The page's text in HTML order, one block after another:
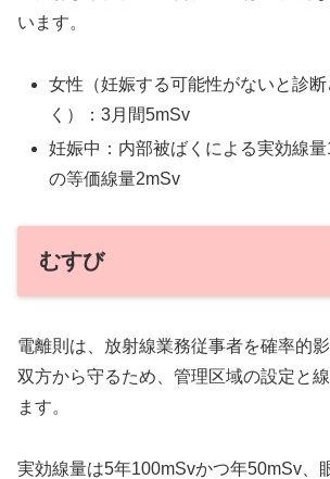
います。
女性（妊娠する可能性がないと診
く）：3月間5mSv
妊娠中：内部被ばくによる実効線
の等価線量2mSv
むすび
電離則は、放射線業務従事者を確率的
双方から守るため、管理区域の設定と
ます。
実効線量は5年100mSvかつ年50mSv、